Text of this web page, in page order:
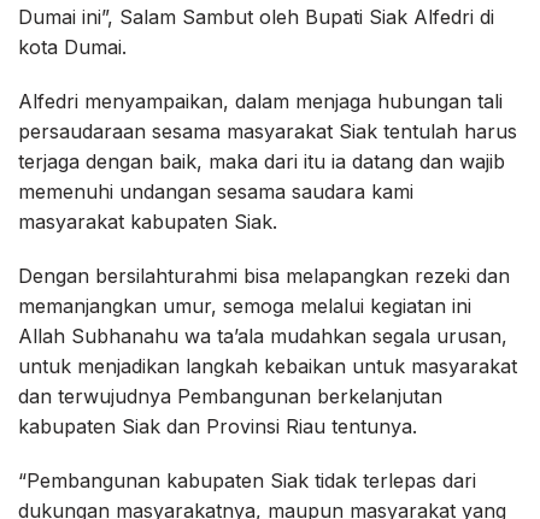
Dumai ini”, Salam Sambut oleh Bupati Siak Alfedri di
kota Dumai.
Alfedri menyampaikan, dalam menjaga hubungan tali
persaudaraan sesama masyarakat Siak tentulah harus
terjaga dengan baik, maka dari itu ia datang dan wajib
memenuhi undangan sesama saudara kami
masyarakat kabupaten Siak.
Dengan bersilahturahmi bisa melapangkan rezeki dan
memanjangkan umur, semoga melalui kegiatan ini
Allah Subhanahu wa ta’ala mudahkan segala urusan,
untuk menjadikan langkah kebaikan untuk masyarakat
dan terwujudnya Pembangunan berkelanjutan
kabupaten Siak dan Provinsi Riau tentunya.
“Pembangunan kabupaten Siak tidak terlepas dari
dukungan masyarakatnya, maupun masyarakat yang